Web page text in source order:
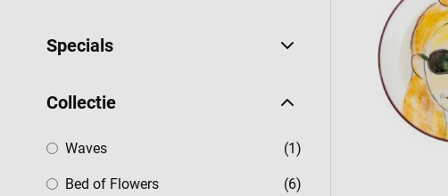
Specials
Collectie
Waves (1)
Bed of Flowers (6)